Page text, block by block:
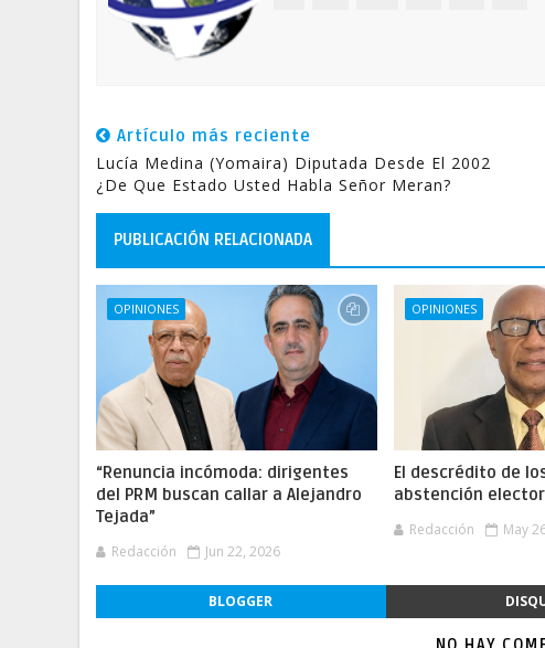
Artículo más reciente
Lucía Medina (Yomaira) Diputada Desde El 2002
¿de Que Estado Usted Habla Señor Meran?
PUBLICACIÓN RELACIONADA
OPINIONES
“Renuncia incómoda: dirigentes
del PRM buscan callar a Alejandro
Tejada”
Redacción Jun 22, 2026
OPINIONES
El descrédito de
abstención
Redacción May
BLOGGER